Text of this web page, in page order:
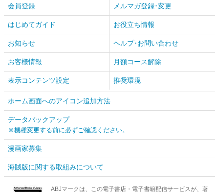
会員登録 メルマガ登録･変更
はじめてガイド お役立ち情報
お知らせ ヘルプ･お問い合わせ
お客様情報 月額コース解除
表示コンテンツ設定 推奨環境
ホーム画面へのアイコン追加方法
データバックアップ
※機種変更する前に必ずご確認ください。
漫画家募集
海賊版に関する取組みについて
ABJマークは、この電子書店・電子書籍配信サービスが、著